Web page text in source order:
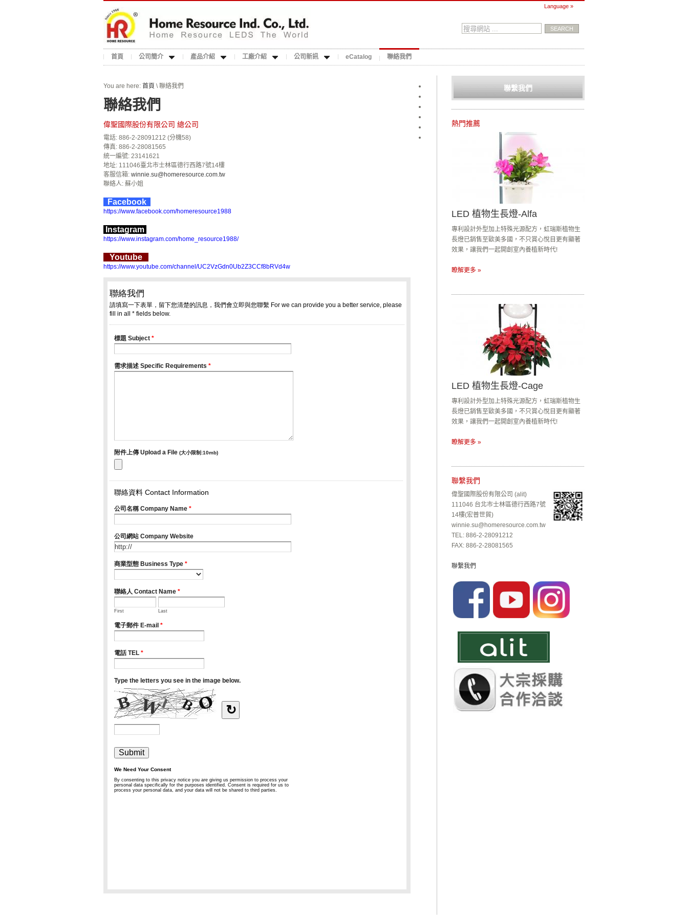
Language »
首頁 公司簡介 產品介紹 工廠介紹 公司新訊 eCatalog 聯絡我們
You are here: 首頁 \ 聯絡我們
聯絡我們
偉聖國際股份有限公司 總公司
電話: 886-2-28091212 (分機58)
傳真: 886-2-28081565
統一編號: 23141621
地址: 111046臺北市士林區德行西路7號14樓
客服信箱: winnie.su@homeresource.com.tw
聯絡人: 蘇小姐
Facebook
https://www.facebook.com/homeresource1988
Instagram
https://www.instagram.com/home_resource1988/
Youtube
https://www.youtube.com/channel/UC2VzGdn0Ub2Z3CCf8bRVd4w
聯繫我們
熱門推薦
LED 植物生長燈-Alfa
專利設計外型加上特殊光源配方，虹瑞斯植物生
長燈已銷售至歐美多國，不只賞心悅目更有顯著
效果，讓我們一起開創室內養植新時代!
瞭解更多 »
LED 植物生長燈-Cage
專利設計外型加上特殊光源配方，虹瑞斯植物生
長燈已銷售至歐美多國，不只賞心悅目更有顯著
效果，讓我們一起開創室內養植新時代!
瞭解更多 »
聯繫我們
偉聖國際股份有限公司 (alit)
111046 台北市士林區德行西路7號
14樓(宏普世貿)
winnie.su@homeresource.com.tw
TEL: 886-2-28091212
FAX: 886-2-28081565
聯繫我們